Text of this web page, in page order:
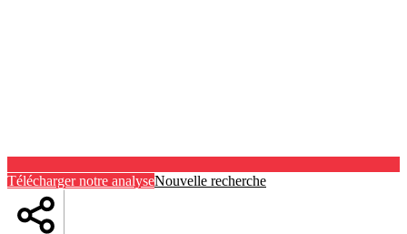
Télécharger notre analyseNouvelle recherche